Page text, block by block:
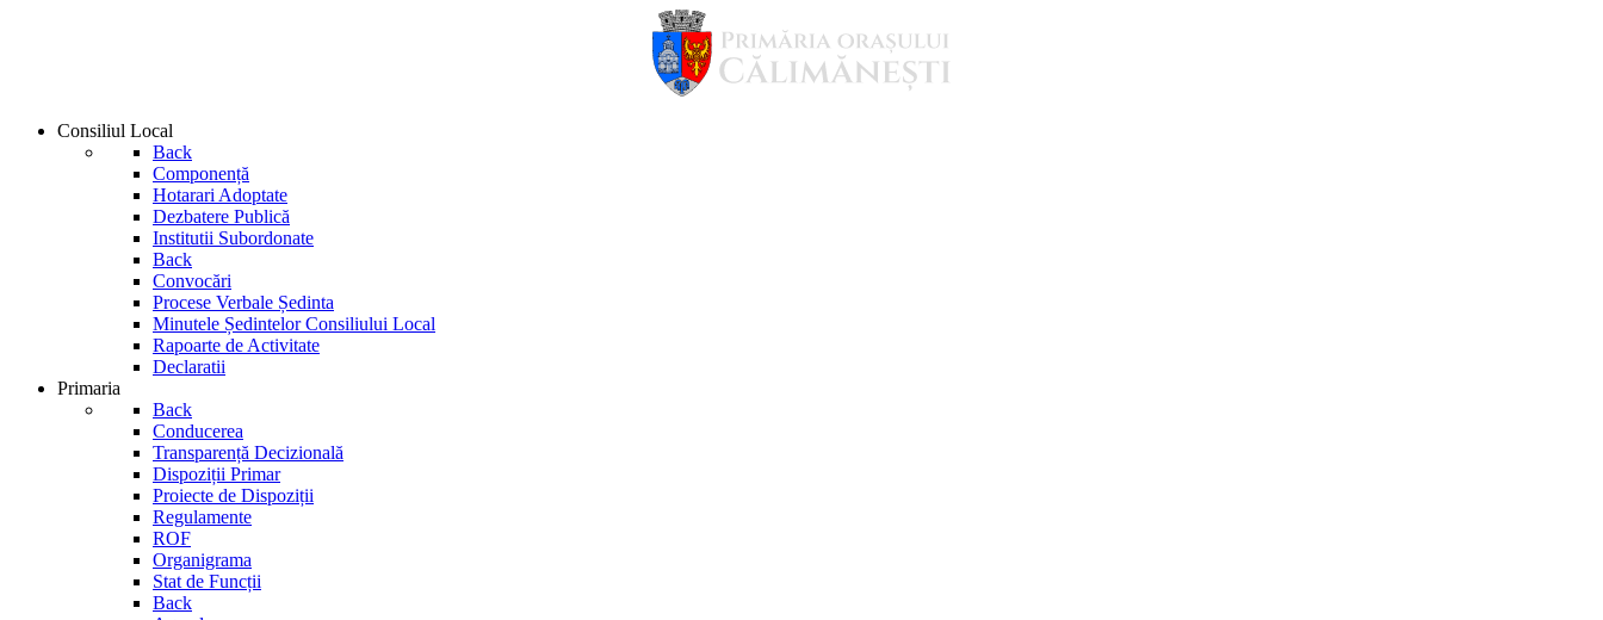
Consiliul Local
Back
Componență
Hotarari Adoptate
Dezbatere Publică
Institutii Subordonate
Back
Convocări
Procese Verbale Ședinta
Minutele Ședintelor Consiliului Local
Rapoarte de Activitate
Declaratii
Primaria
Back
Conducerea
Transparență Decizională
Dispoziții Primar
Proiecte de Dispoziții
Regulamente
ROF
Organigrama
Stat de Funcții
Back